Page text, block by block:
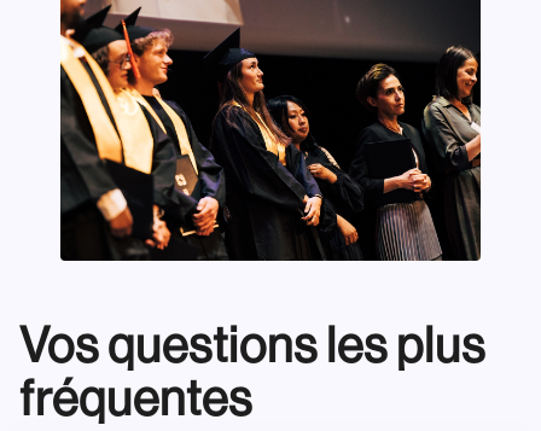
Vos questions les plus
fréquentes